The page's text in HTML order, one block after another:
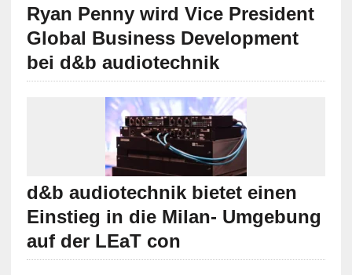
Ryan Penny wird Vice President
Global Business Development
bei d&b audiotechnik
d&b audiotechnik bietet einen
Einstieg in die Milan- Umgebung
auf der LEaT con